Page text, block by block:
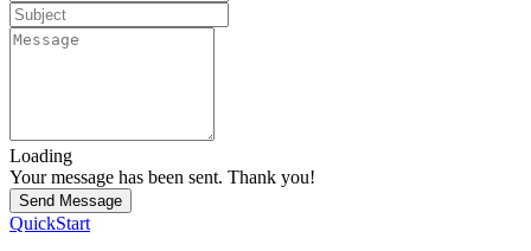
Loading
Your message has been sent. Thank you!
Send Message
QuickStart